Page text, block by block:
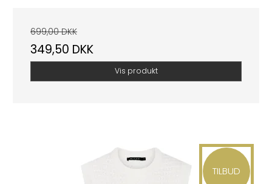
699,00 DKK
349,50 DKK
Vis produkt
TILBUD